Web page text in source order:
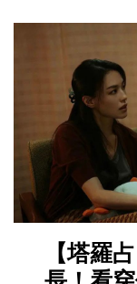
【塔羅